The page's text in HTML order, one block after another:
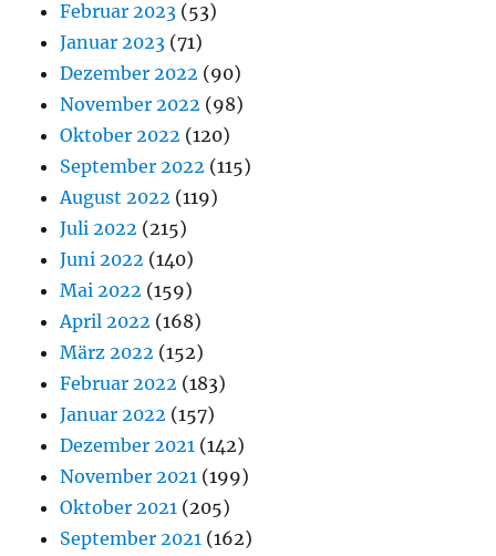
Februar 2023 (53)
Januar 2023 (71)
Dezember 2022 (90)
November 2022 (98)
Oktober 2022 (120)
September 2022 (115)
August 2022 (119)
Juli 2022 (215)
Juni 2022 (140)
Mai 2022 (159)
April 2022 (168)
März 2022 (152)
Februar 2022 (183)
Januar 2022 (157)
Dezember 2021 (142)
November 2021 (199)
Oktober 2021 (205)
September 2021 (162)